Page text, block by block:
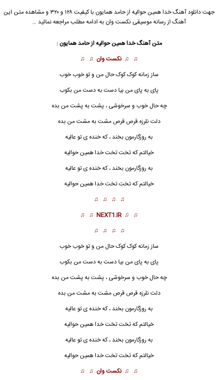
جهت دانلود آهنگ خدا همین حوالیه ازحامد همایون
با کیفیت ۱۲۸ و ۳۲۰ و مشاهده متن این
آهنگ از رسانه موسیقی نکست وان به ادامه مطلب مراجعه نمائید …
متن آهنگ خدا همین حوالیه ازحامد همایون :
♫ ♫ نکست وان ♫ ♫
ساز زمانه کوک کوک حال من و تو خوب خوب
پای به پای من بیا دست به دست من بکوب
چه حال خوب و سرخوشی ، پشت به پشت من بده
دلت نلرزه قرص قرص مشت به مشت من بده
به روزگارمون بخند ، که خنده ی تو عالیه
خیالتم که تخت تختخداهمین حوالیه
به روزگارمون بخند ، که خنده ی تو عالیه
خیالتم که تخت تخت خدا همین حوالیه
♫ ♫ ♫ ♫
♫ ♫
NEXT1.IR
♫ ♫
♫ ♫ ♫ ♫
ساز زمانه کوک کوک حال من و تو خوب خوب
پای به پای من بیا دست به دست من بکوب
چه حال خوب و سرخوشی ، پشت به پشت من بده
دلت نلرزه قرص قرص مشت به مشت من بده
به روزگارمون بخند ، که خنده ی تو عالیه
خیالتم که تخت تخت خدا همین حوالیه
به روزگارمون بخند ، که خنده ی تو عالیه
خیالتم که تخت تخت خدا همین حوالیه
♫ ♫ نکست وان ♫ ♫